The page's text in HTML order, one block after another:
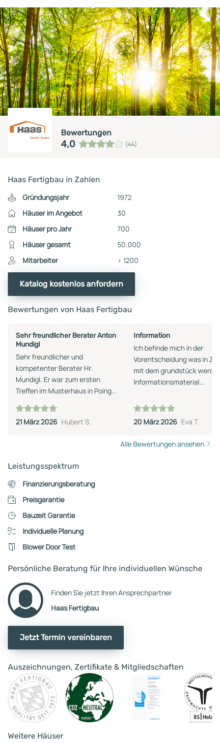
Bewertungen
4,0 (44)
Haas Fertigbau in Zahlen
Gründungsjahr
1972
Häuser im Angebot
30
Häuser pro Jahr
700
Häuser gesamt
50.000
Mitarbeiter
> 1200
Katalog kostenlos anfordern
Bewertungen von Haas Fertigbau
Sehr freundlicher Berater Anton
Mundigl
Sehr freundlicher und
kompetenter Berater Hr.
Mundigl. Er war zum ersten
Treffen im Musterhaus in Poing
sogar schon ein Angebot parat
(aufgrund meiner Angaben im
(allein schon aus zeitlichen
Gründen) für oder gegen eine
Haas jetzt bei uns raus. Wir
hätten aber gerne mit Herrn
Mundigl als Berater
weitergemacht, aber andere
Fertighausanbieter sagen uns
21 März 2026 Hubert S.
Information
Ich befinde mich in der
Vorentscheidung was in
mit dem grundstück
Informationsmaterial
Besten Dank
20 März 2026 Eva T.
Alle Bewertungen ansehen
Leistungsspektrum
Finanzierungsberatung
Preisgarantie
Bauzeit Garantie
Individuelle Planung
Blower Door Test
Persönliche Beratung für Ihre individuellen Wünsche
Finden Sie jetzt Ihren Ansprechpartner
Haas Fertigbau
Jetzt Termin vereinbaren
Auszeichnungen, Zertifikate & Mitgliedschaften
Weitere Häuser